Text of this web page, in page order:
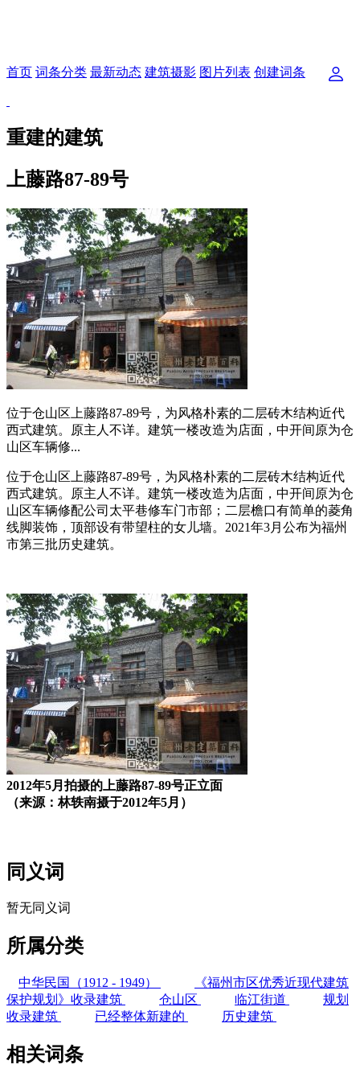
首页 词条分类 最新动态 建筑摄影 图片列表 创建词条
重建的建筑
上藤路87-89号
位于仓山区上藤路87-89号，为风格朴素的二层砖木结构近代
西式建筑。原主人不详。建筑一楼改造为店面，中开间原为仓
山区车辆修...
位于仓山区上藤路87-89号，为风格朴素的二层砖木结构近代
西式建筑。原主人不详。建筑一楼改造为店面，中开间原为仓
山区车辆修配公司太平巷修车门市部；二层檐口有简单的菱角
线脚装饰，顶部设有带望柱的女儿墙。2021年3月公布为福州
市第三批历史建筑。
2012年5月拍摄的上藤路87-89号正立面
（来源：林轶南摄于2012年5月）
同义词
暂无同义词
所属分类
中华民国（1912 - 1949）
《福州市区优秀近现代建筑
保护规划》收录建筑
仓山区 临江街道
规划
收录建筑
已经整体新建的 历史建筑
相关词条